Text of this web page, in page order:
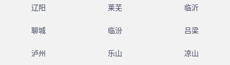
辽阳 莱芜 临沂
聊城 临汾 吕梁
泸州 乐山 凉山